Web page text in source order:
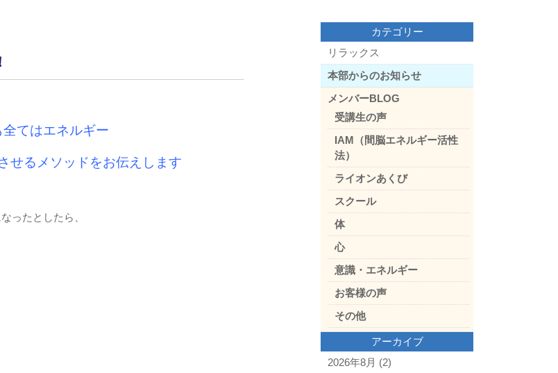
てはエネルギー
せるメソッドをお伝えします
ったとしたら、
カテゴリー
リラックス
本部からのお知らせ
メンバーBLOG
受講生の声
IAM（間脳エネルギー活性
法）
ライオンあくび
スクール
体
心
意識・エネルギー
お客様の声
その他
アーカイブ
2026年8月 (2)